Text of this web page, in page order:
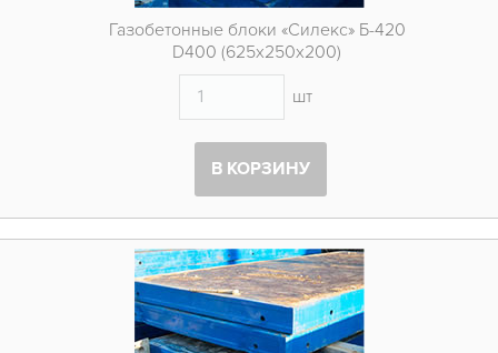
Газобетонные блоки «Силекс» Б-420
D400 (625х250х200)
шт
В КОРЗИНУ